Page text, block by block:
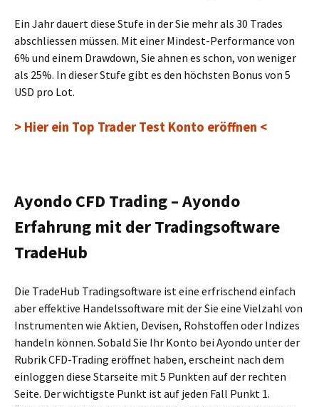
Ein Jahr dauert diese Stufe in der Sie mehr als 30 Trades
abschliessen müssen. Mit einer Mindest-Performance von
6% und einem Drawdown, Sie ahnen es schon, von weniger
als 25%. In dieser Stufe gibt es den höchsten Bonus von 5
USD pro Lot.
> Hier ein Top Trader Test Konto eröffnen <
Ayondo CFD Trading – Ayondo
Erfahrung mit der Tradingsoftware
TradeHub
Die TradeHub Tradingsoftware ist eine erfrischend einfach
aber effektive Handelssoftware mit der Sie eine Vielzahl von
Instrumenten wie Aktien, Devisen, Rohstoffen oder Indizes
handeln können. Sobald Sie Ihr Konto bei Ayondo unter der
Rubrik CFD-Trading eröffnet haben, erscheint nach dem
einloggen diese Starseite mit 5 Punkten auf der rechten
Seite. Der wichtigste Punkt ist auf jeden Fall Punkt 1.